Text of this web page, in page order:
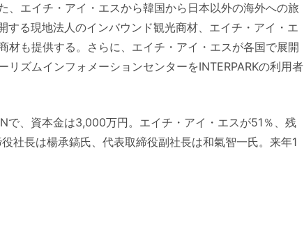
、エイチ・アイ・エスから韓国から日本以外の海外への旅
る現地法人のインバウンド観光商材、エイチ・アイ・エ
材も提供する。さらに、エイチ・アイ・エスが各国で展開
リズムインフォメーションセンターをINTERPARKの利用者
で、資本金は3,000万円。エイチ・アイ・エスが51％、残
社長は楊承鎬氏、代表取締役副社長は和氣智一氏。来年1